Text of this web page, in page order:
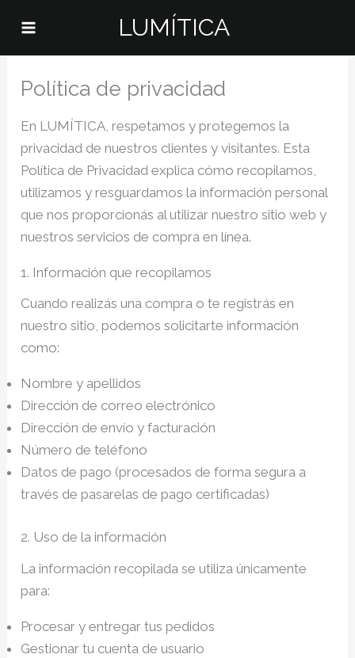
ir
contenido
LUMÍTICA
Política de privacidad
En LUMÍTICA, respetamos y protegemos la
privacidad de nuestros clientes y visitantes. Esta
Política de Privacidad explica cómo recopilamos,
utilizamos y resguardamos la información personal
que nos proporcionás al utilizar nuestro sitio web y
nuestros servicios de compra en línea.
1. Información que recopilamos
Cuando realizás una compra o te registrás en
nuestro sitio, podemos solicitarte información
como:
Nombre y apellidos
Dirección de correo electrónico
Dirección de envío y facturación
Número de teléfono
Datos de pago (procesados de forma segura a
través de pasarelas de pago certificadas)
2. Uso de la información
La información recopilada se utiliza únicamente
para:
Procesar y entregar tus pedidos
Gestionar tu cuenta de usuario